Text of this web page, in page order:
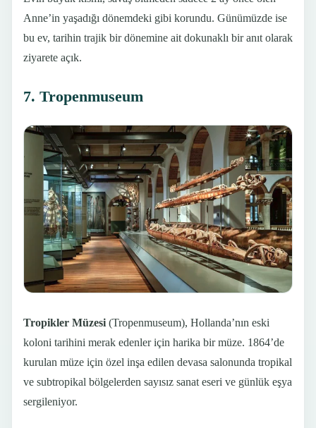
Anne’in yaşadığı dönemdeki gibi korundu. Günümüzde ise
bu ev, tarihin trajik bir dönemine ait dokunaklı bir anıt olarak
ziyarete açık.
7. Tropenmuseum
Tropikler Müzesi (Tropenmuseum), Hollanda’nın eski
koloni tarihini merak edenler için harika bir müze. 1864’de
kurulan müze için özel inşa edilen devasa salonunda tropikal
ve subtropikal bölgelerden sayısız sanat eseri ve günlük eşya
sergileniyor.